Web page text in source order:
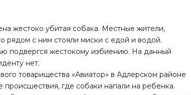
жестоко убитая собака. Местные жители,
с ним стояли миски с едой и водой.
подвергся жестокому избиению. На данный
нет.
товарищества «Авиатор» в Адлерском районе
где собаки напали на ребенка.